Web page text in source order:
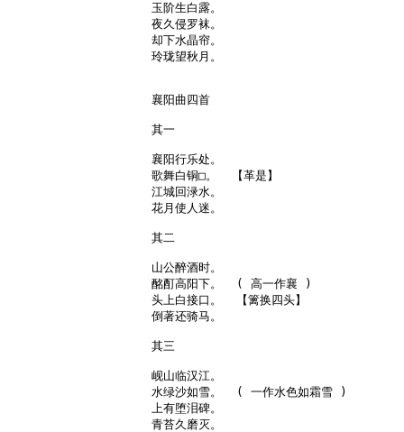
玉阶生白露。
夜久侵罗袜。
却下水晶帘。
玲珑望秋月。
襄阳曲四首
其一
襄阳行乐处。
歌舞白铜□。  【革是】
江城回渌水。
花月使人迷。
其二
山公醉酒时。
酩酊高阳下。  ( 高一作襄 )
头上白接口。  【篱换四头】
倒著还骑马。
其三
岘山临汉江。
水绿沙如雪。  ( 一作水色如霜雪 )
上有堕泪碑。
青苔久磨灭。